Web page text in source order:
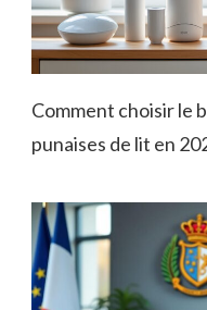
Comment choisir le
punaises de lit en